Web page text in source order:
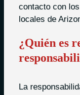
contacto con
locales de
¿Quién es
La